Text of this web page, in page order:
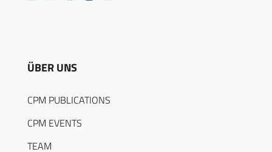
ÜBER UNS
CPM PUBLICATIONS
CPM EVENTS
TEAM